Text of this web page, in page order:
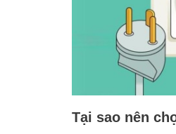
Tại sao nên